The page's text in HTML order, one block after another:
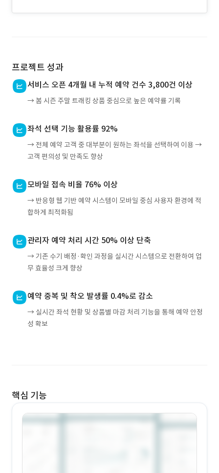
프로젝트 성과
서비스 오픈 4개월 내 누적 예약 건수 3,800건 이상
→ 봄 시즌 주말 트래킹 상품 중심으로 높은 예약률 기록
좌석 선택 기능 활용률 92%
→ 전체 예약 고객 중 대부분이 원하는 좌석을 선택하여 이용 →
고객 편의성 및 만족도 향상
모바일 접속 비율 76% 이상
→ 반응형 웹 기반 예약 시스템이 모바일 중심 사용자 환경에 적
합하게 최적화됨
관리자 예약 처리 시간 50% 이상 단축
→ 기존 수기 배정·확인 과정을 실시간 시스템으로 전환하여 업
무 효율성 크게 향상
예약 중복 및 착오 발생률 0.4%로 감소
→ 실시간 좌석 현황 및 상품별 마감 처리 기능을 통해 예약 안정
성 확보
핵심 기능